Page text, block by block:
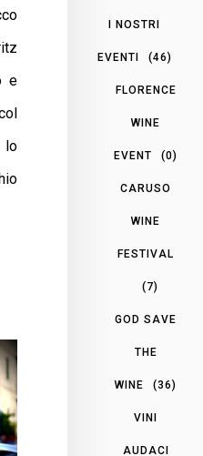
e
lo
I NOSTRI
EVENTI (46)
FLORENCE
WINE
EVENT (0)
CARUSO
WINE
FESTIVAL
(7)
GOD SAVE
THE
WINE (36)
VINI
AUDACI